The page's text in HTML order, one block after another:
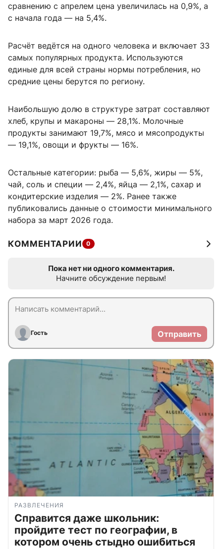
сравнению с апрелем цена увеличилась на 0,9%, а
с начала года — на 5,4%.
Расчёт ведётся на одного человека и включает 33
самых популярных продукта. Используются
единые для всей страны нормы потребления, но
средние цены берутся по региону.
Наибольшую долю в структуре затрат составляют
хлеб, крупы и макароны — 28,1%. Молочные
продукты занимают 19,7%, мясо и мясопродукты
— 19,1%, овощи и фрукты — 16%.
Остальные категории: рыба — 5,6%, жиры — 5%,
чай, соль и специи — 2,4%, яйца — 2,1%, сахар и
кондитерские изделия — 2%. Ранее также
публиковались данные о стоимости минимального
набора за март 2026 года.
КОММЕНТАРИИ 0
Пока нет ни одного комментария.
Начните обсуждение первым!
Гость Отправить
РАЗВЛЕЧЕНИЯ
Справится даже школьник:
пройдите тест по географии, в
котором очень стыдно ошибиться